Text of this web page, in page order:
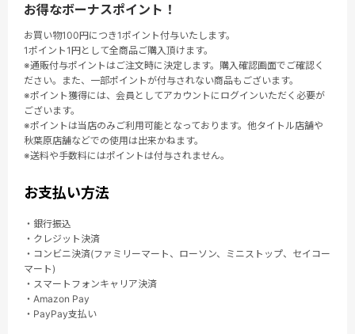
お得なボーナスポイント！
お買い物100円につき1ポイント付与いたします。
1ポイント1円として全商品ご購入頂けます。
※通販付与ポイントはご注文時に決定します。購入確認画面でご確認く
ださい。また、一部ポイントが付与されない商品もございます。
※ポイント獲得には、会員としてアカウントにログインいただく必要が
ございます。
※ポイントは当店のみご利用可能となっております。他タイトル店舗や
秋葉原店舗などでの使用は出来かねます。
※送料や手数料にはポイントは付与されません。
お支払い方法
・銀行振込
・クレジット決済
・コンビニ決済(ファミリーマート、ローソン、ミニストップ、セイコー
マート)
・スマートフォンキャリア決済
・Amazon Pay
・PayPay支払い